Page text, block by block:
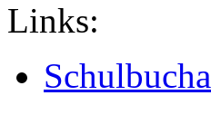
Links: